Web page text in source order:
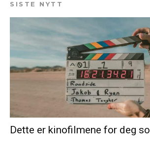
SISTE NYTT
Dette er kinofilmene for deg